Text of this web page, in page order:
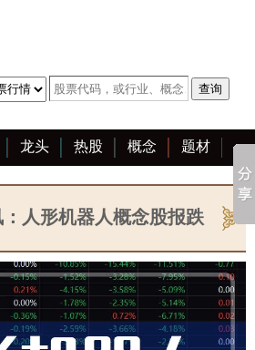
龙头 热股 概念 题材
复盘 区块链 大全
人形机器人概念股报跌